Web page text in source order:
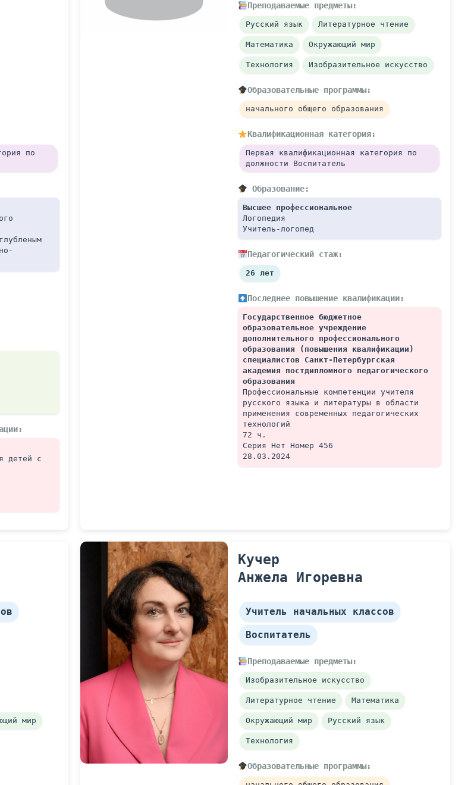
по
детей с
Преподаваемые предметы:
Русский язык Литературное чтение
Математика Окружающий мир
Технология Изобразительное искусство
Образовательные программы:
начального общего образования
Квалификационная категория:
Первая квалификационная категория по
должности Воспитатель
Образование:
Высшее профессиональное
Логопедия
Учитель-логопед
Педагогический стаж:
26 лет
Последнее повышение квалификации:
Государственное бюджетное
образовательное учреждение
дополнительного профессионального
образования (повышения квалификации)
специалистов Санкт-Петербургская
академия постдипломного педагогического
образования
Профессиональные компетенции учителя
русского языка и литературы в области
применения современных педагогических
технологий
72 ч.
Серия Нет Номер 456
28.03.2024
мир
Кучер
Анжела Игоревна
Учитель начальных классов
Воспитатель
Преподаваемые предметы:
Изобразительное искусство
Литературное чтение Математика
Окружающий мир Русский язык
Технология
Образовательные программы: